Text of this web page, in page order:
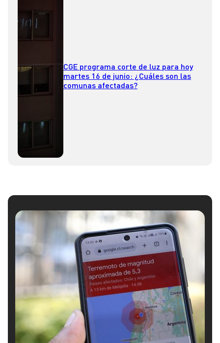
CGE programa corte de luz para hoy
martes 16 de junio: ¿Cuáles son las
comunas afectadas?